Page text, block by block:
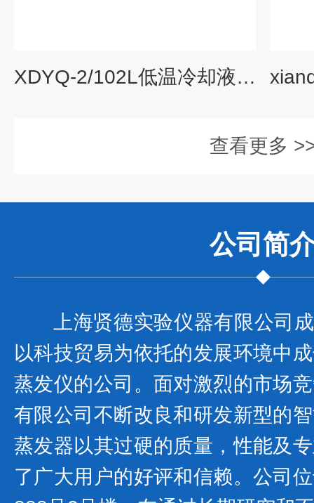
XDYQ-2/102L低温冷却液循环装置
查看更多
公司 简
上海贤德实验仪器有限公司
以科技贸易为依托的发展环境中
蒸发仪的公司。面对激烈的市场
有限公司不断改良和研发新型的
蒸发器以其过硬的质量，性能及
了广大用户的好评和信赖。公司